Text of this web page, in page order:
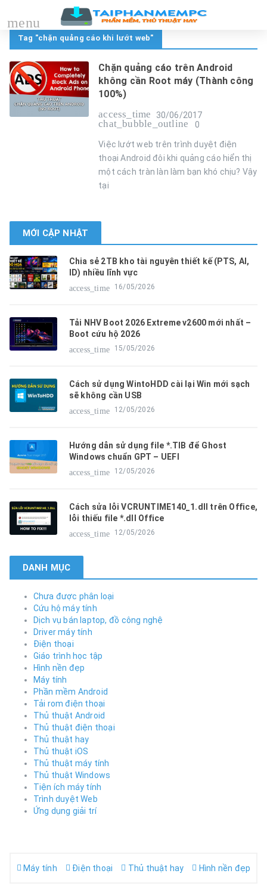
Tag "chặn quảng cáo khi lướt web"
Chặn quảng cáo trên Android
không cần Root máy (Thành công
100%)
access_time
30/06/2017
chat_bubble_outline 0
Việc lướt web trên trình duyệt điện
thoại Android đôi khi quảng cáo hiển thị
một cách tràn làn làm bạn khó chịu? Vậy
tại
MỚI CẬP NHẬT
Chia sẻ 2TB kho tài nguyên thiết kế (PTS, AI,
ID) nhiều lĩnh vực
access_time
16/05/2026
Tải NHV Boot 2026 Extreme v2600 mới nhất –
Boot cứu hộ 2026
access_time
15/05/2026
Cách sử dụng WintoHDD cài lại Win mới sạch
sẽ không cần USB
access_time
12/05/2026
Hướng dẫn sử dụng file *.TIB để Ghost
Windows chuẩn GPT – UEFI
access_time
12/05/2026
Cách sửa lỗi VCRUNTIME140_1.dll trên Office,
lỗi thiếu file *.dll Office
access_time
12/05/2026
DANH MỤC
Chưa được phân loại
Cứu hộ máy tính
Dịch vụ bán laptop, đồ công nghệ
Driver máy tính
Điện thoại
Giáo trình học tập
Hình nền đẹp
Máy tính
Phần mềm Android
Tải rom điện thoại
Thủ thuật Android
Thủ thuật điện thoại
Thủ thuật hay
Thủ thuật iOS
Thủ thuật máy tính
Thủ thuật Windows
Tiện ích máy tính
Trình duyệt Web
Ứng dụng giải trí
Máy tính Điện thoại Thủ thuật hay Hình nền đẹp
menu